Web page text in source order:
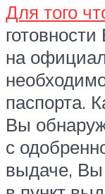
Для того
на
паспорта.
Вы
с
выдаче, Вы